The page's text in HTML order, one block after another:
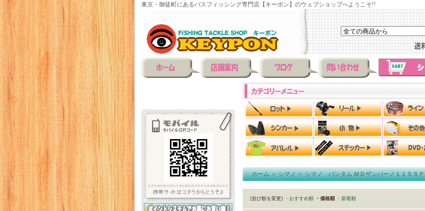
東京・御徒町にあるバスフィッシング専門店【キーポン】のウェブショップへようこそ!!
ホーム＞シマノ＞シマノ バンタム ＭＤザンバーノ１１５ＳＰ
[並び順を変更] ・おすすめ順 ・価格順 ・新着順